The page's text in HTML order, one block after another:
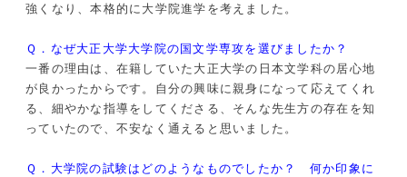
強くなり、本格的に大学院進学を考えました。
Ｑ．なぜ大正大学大学院の国文学専攻を選びましたか？
一番の理由は、在籍していた大正大学の日本文学科の居心地
が良かったからです。自分の興味に親身になって応えてくれ
る、細やかな指導をしてくださる、そんな先生方の存在を知
っていたので、不安なく通えると思いました。
Ｑ．大学院の試験はどのようなものでしたか？ 何か印象に